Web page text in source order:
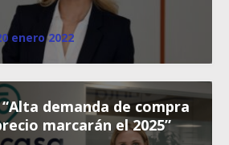
enero 2022
demanda de compra
marcarán el 2025”